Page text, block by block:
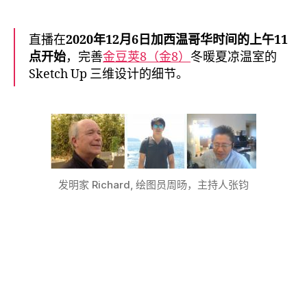
直播在2020年12月6日加西温哥华时间的上午11
点开始，完善金豆荚8（金8） 冬暖夏凉温室的
Sketch Up 三维设计的细节。
发明家 Richard, 绘图员周旸，主持人张钧